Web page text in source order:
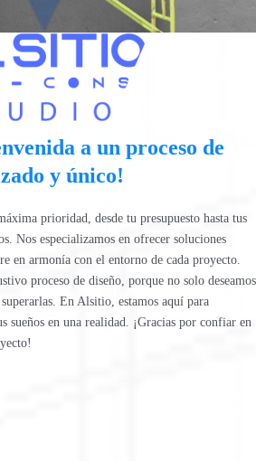
a un proceso de
y único!
prioridad, desde tu presupuesto hasta tus
Nos especializamos en ofrecer soluciones
en armonía con el entorno de cada proyecto.
proceso de diseño, porque no solo deseamos
En Alsitio, estamos aquí para
sueños en una realidad. ¡Gracias por confiar en